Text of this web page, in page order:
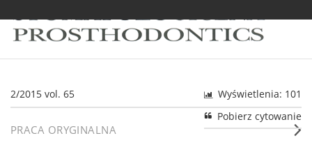
2/2015 vol. 65
Wyświetlenia: 101
Pobierz cytowanie
PRACA ORYGINALNA